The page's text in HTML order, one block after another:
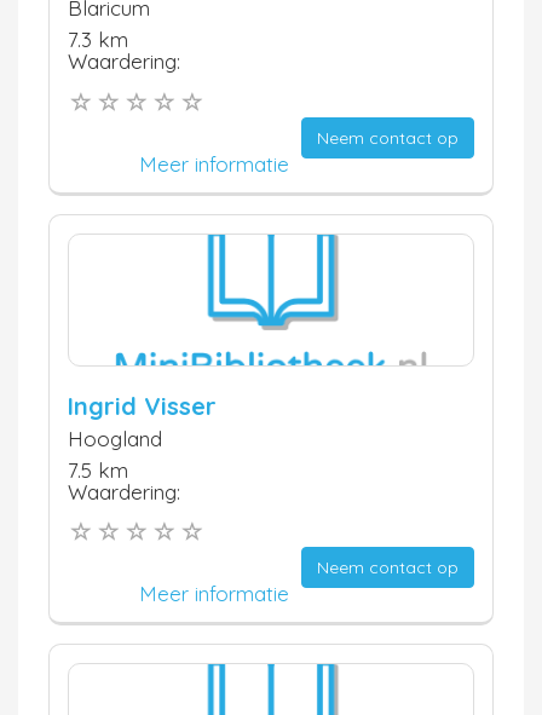
Blaricum
7.3 km
Waardering:
Neem contact op
Meer informatie
Ingrid Visser
Hoogland
7.5 km
Waardering:
Neem contact op
Meer informatie